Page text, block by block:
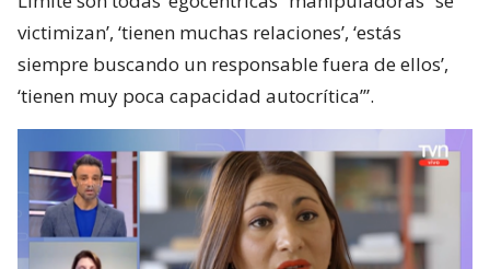
victimizan’, ‘tienen muchas relaciones’, ‘estás
siempre buscando un responsable fuera de ellos’,
‘tienen muy poca capacidad autocrítica’”.